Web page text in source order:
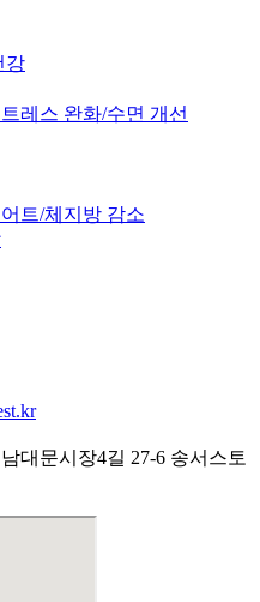
강
레스 완화/수면 개선
트/체지방 감소
대문시장4길 27-6 송서스토